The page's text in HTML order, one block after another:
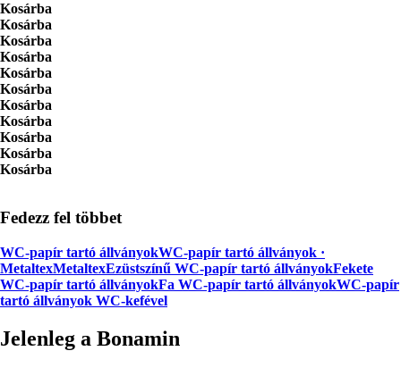
Kosárba
Kosárba
Kosárba
Kosárba
Kosárba
Kosárba
Kosárba
Kosárba
Kosárba
Kosárba
Kosárba
Fedezz fel többet
WC-papír tartó állványokWC-papír tartó állványok ·
MetaltexMetaltexEzüstszínű WC-papír tartó állványokFekete
WC-papír tartó állványokFa WC-papír tartó állványokWC-papír
tartó állványok WC-kefével
Jelenleg a Bonamin